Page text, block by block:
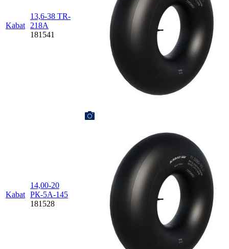
Kabat
13,6-38 TR-
218A
181541
Kabat
14,00-20
РК-5А-145
181528